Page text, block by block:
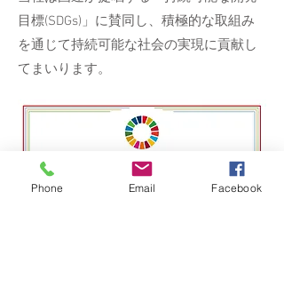
目標(SDGs)」に賛同し、積極的な取組み
を通じて持続可能な社会の実現に貢献し
てまいります。
Phone Email Facebook